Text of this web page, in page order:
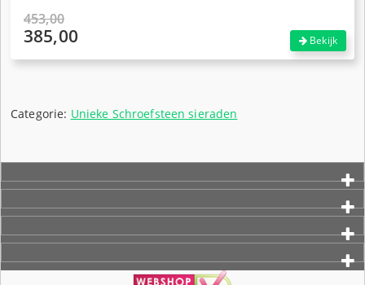
453,00
Oorspronkelijke
385,00
€385,00.
Bekijk
Categorie: Unieke Schroefsteen sieraden